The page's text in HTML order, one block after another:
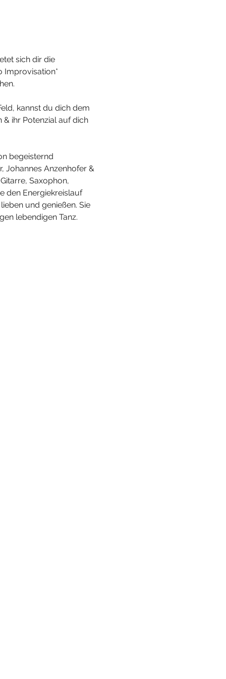
sich dir die
Improvisation*
kannst du dich dem
& ihr Potenzial auf dich
begeisternd
Johannes Anzenhofer &
Saxophon,
den Energiekreislauf
und genießen. Sie
lebendigen Tanz.